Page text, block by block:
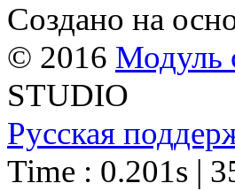
Создано на
© 2016 Модуль
STUDIO
Русская
Time : 0.201s |